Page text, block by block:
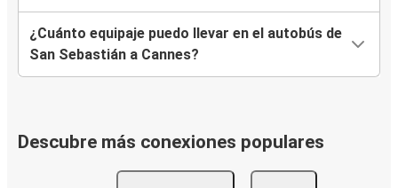
¿Cuánto equipaje puedo llevar en el autobús de
San Sebastián a Cannes?
Descubre más conexiones populares